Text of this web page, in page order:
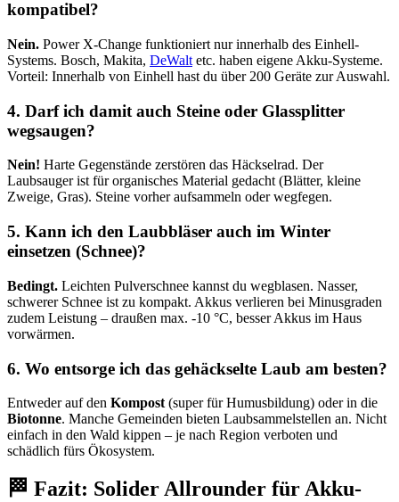
kompatibel?
Nein. Power X-Change funktioniert nur innerhalb des Einhell-
Systems. Bosch, Makita, DeWalt etc. haben eigene Akku-Systeme.
Vorteil: Innerhalb von Einhell hast du über 200 Geräte zur Auswahl.
4. Darf ich damit auch Steine oder Glassplitter
wegsaugen?
Nein! Harte Gegenstände zerstören das Häckselrad. Der
Laubsauger ist für organisches Material gedacht (Blätter, kleine
Zweige, Gras). Steine vorher aufsammeln oder wegfegen.
5. Kann ich den Laubbläser auch im Winter
einsetzen (Schnee)?
Bedingt. Leichten Pulverschnee kannst du wegblasen. Nasser,
schwerer Schnee ist zu kompakt. Akkus verlieren bei Minusgraden
zudem Leistung – draußen max. -10 °C, besser Akkus im Haus
vorwärmen.
6. Wo entsorge ich das gehäckselte Laub am besten?
Entweder auf den Kompost (super für Humusbildung) oder in die
Biotonne. Manche Gemeinden bieten Laubsammelstellen an. Nicht
einfach in den Wald kippen – je nach Region verboten und
schädlich fürs Ökosystem.
🏁 Fazit: Solider Allrounder für Akku-